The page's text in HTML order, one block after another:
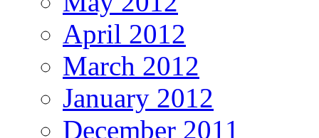
April 2012
March 2012
January 2012
December 2011